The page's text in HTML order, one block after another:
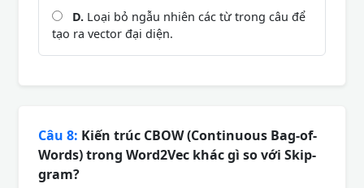
D. Loại bỏ ngẫu nhiên các từ trong câu để
tạo ra vector đại diện.
Câu 8: Kiến trúc CBOW (Continuous Bag-of-
Words) trong Word2Vec khác gì so với Skip-
gram?